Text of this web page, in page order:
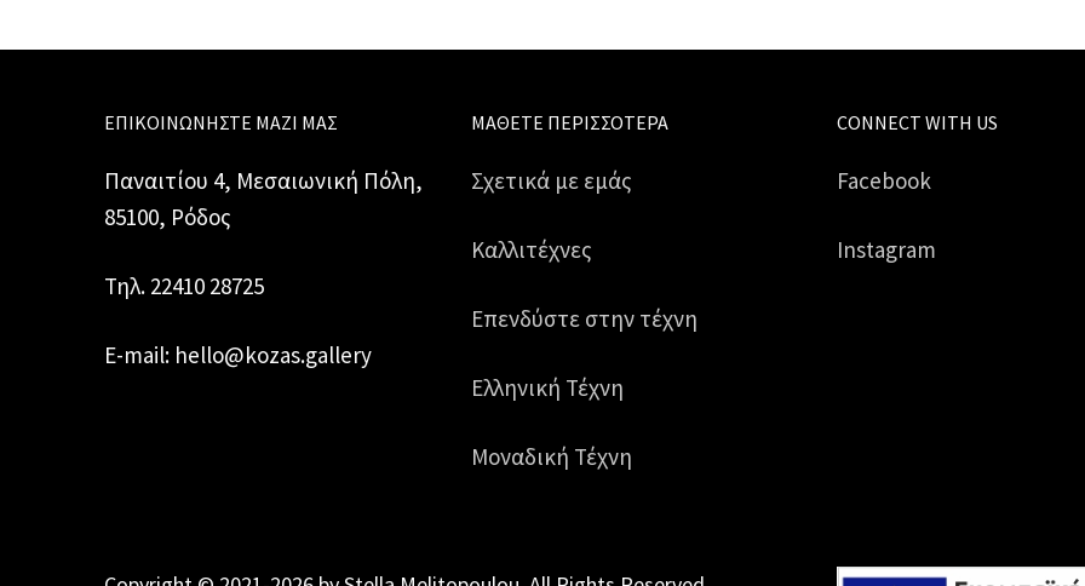
ΕΠΙΚΟΙΝΩΝΉΣΤΕ ΜΑΖΊ ΜΑΣ
Παναιτίου 4, Μεσαιωνική Πόλη,
85100, Ρόδος
Τηλ. 22410 28725
E-mail: hello@kozas.gallery
ΜΆΘΕΤΕ ΠΕΡΙΣΣΌΤΕΡΑ
Σχετικά με εμάς
Καλλιτέχνες
Επενδύστε στην τέχνη
Ελληνική Τέχνη
Μοναδική Τέχνη
CONNECT WITH US
Facebook
Instagram